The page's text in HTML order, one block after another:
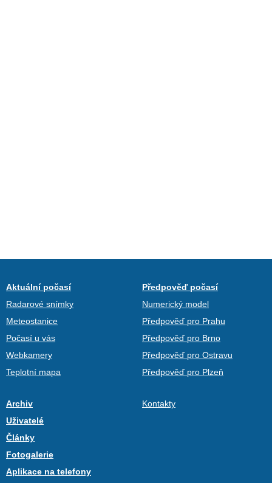
Aktuální počasí
Radarové snímky
Meteostanice
Počasí u vás
Webkamery
Teplotní mapa
Předpověď počasí
Numerický model
Předpověď pro Prahu
Předpověď pro Brno
Předpověď pro Ostravu
Předpověď pro Plzeň
Archiv
Uživatelé
Články
Fotogalerie
Aplikace na telefony
Kontakty